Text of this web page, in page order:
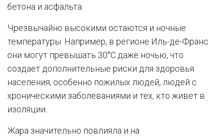
бетона и асфальта.
Чрезвычайно высокими остаются и ночные
температуры. Например, в регионе Иль-де-Франс
они могут превышать 30°C даже ночью, что
создает дополнительные риски для здоровья
населения, особенно пожилых людей, людей с
хроническими заболеваниями и тех, кто живет в
изоляции.
Жара значительно повлияла и на